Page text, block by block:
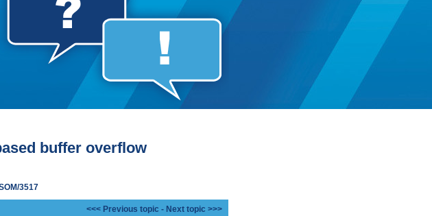
buffer overflow
3517
<<< Previous topic - Next topic >>>